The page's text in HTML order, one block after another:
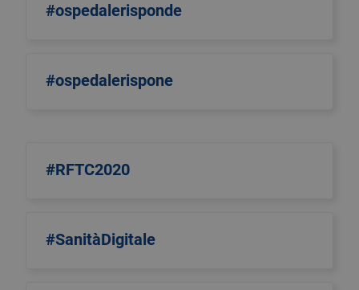
#ospedalerisponde
#ospedalerispone
#RFTC2020
#SanitàDigitale